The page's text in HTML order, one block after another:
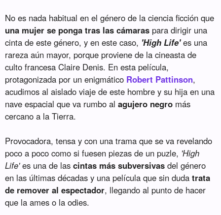
No es nada habitual en el género de la ciencia ficción que
una mujer se ponga tras las cámaras para dirigir una
cinta de este género, y en este caso, 'High Life'es una
rareza aún mayor, porque proviene de la cineasta de
culto francesa Claire Denis. En esta película,
protagonizada por un enigmático Robert Pattinson,
acudimos al aislado viaje de este hombre y su hija en una
nave espacial que va rumbo alagujero negro más
cercano a la Tierra.
Provocadora, tensa y con una trama que se va revelando
poco a poco como si fuesen piezas de un puzle, 'High
Life'es una de lascintas más subversivas del género
en las últimas décadas y una película que sin dudatrata
de remover al espectador, llegando al punto de hacer
que la ames o la odies.